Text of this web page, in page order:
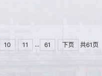
10 11 ... 61 下页 共61页